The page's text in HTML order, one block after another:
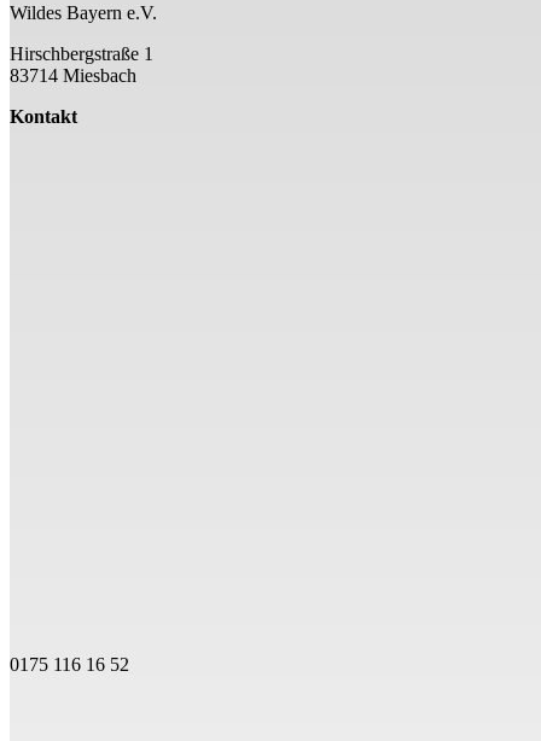
Wildes Bayern e.V.
Hirschbergstraße 1
83714 Miesbach
Kontakt
0175 116 16 52